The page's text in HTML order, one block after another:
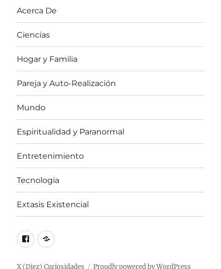
Acerca De
Ciencias
Hogar y Familia
Pareja y Auto-Realización
Mundo
Espiritualidad y Paranormal
Entretenimiento
Tecnología
Extasis Existencial
Facebook
X
Twitter
X (Diez) Curiosidades Proudly powered by WordPress